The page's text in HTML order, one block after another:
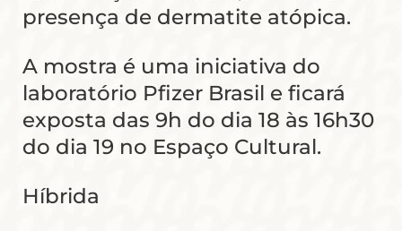
presença de dermatite atópica.
A mostra é uma iniciativa do
laboratório Pfizer Brasil e ficará
exposta das 9h do dia 18 às 16h30
do dia 19 no Espaço Cultural.
Híbrida